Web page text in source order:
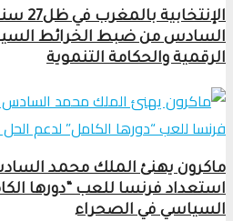
السادس من ضبط الخرائط
الرقمية والحكامة التنموية
ماكرون يهنئ الملك محمد
استعداد فرنسا للعب “دورها
السياسي في الصحراء